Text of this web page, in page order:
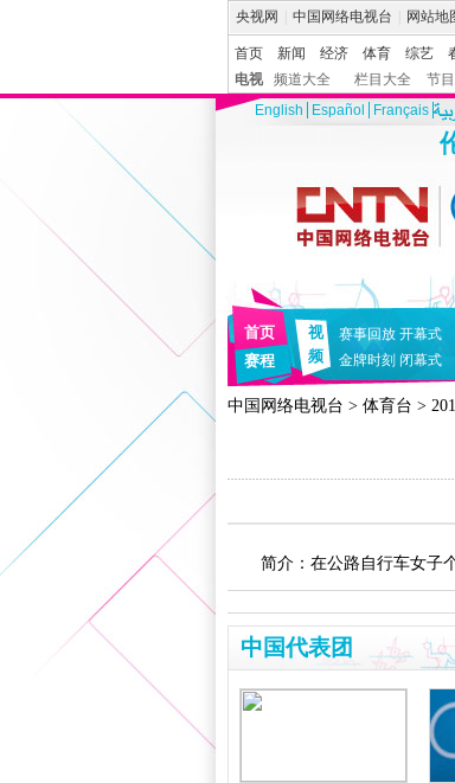
央视网 中国网络电视台 网站地
首页 新闻 经济 体育 综艺
电视
频道大全 栏目大全 节
English
Español Français
首页
赛程
视
频
赛事回放 开幕式
金牌时刻 闭幕式
中国网络电视台 > 体育台 >
简介：在公路自行车女子
中国代表团